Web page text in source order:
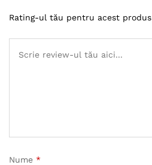
Rating-ul tău pentru acest produs
Nume *